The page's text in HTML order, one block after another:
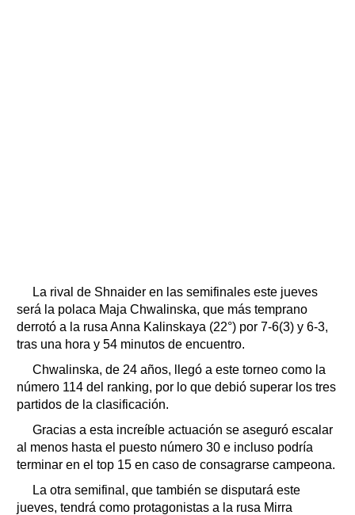
La rival de Shnaider en las semifinales este jueves
será la polaca Maja Chwalinska, que más temprano
derrotó a la rusa Anna Kalinskaya (22°) por 7-6(3) y 6-3,
tras una hora y 54 minutos de encuentro.
Chwalinska, de 24 años, llegó a este torneo como la
número 114 del ranking, por lo que debió superar los tres
partidos de la clasificación.
Gracias a esta increíble actuación se aseguró escalar
al menos hasta el puesto número 30 e incluso podría
terminar en el top 15 en caso de consagrarse campeona.
La otra semifinal, que también se disputará este
jueves, tendrá como protagonistas a la rusa Mirra